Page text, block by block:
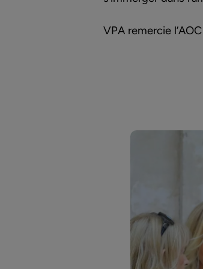
VPA remercie l’